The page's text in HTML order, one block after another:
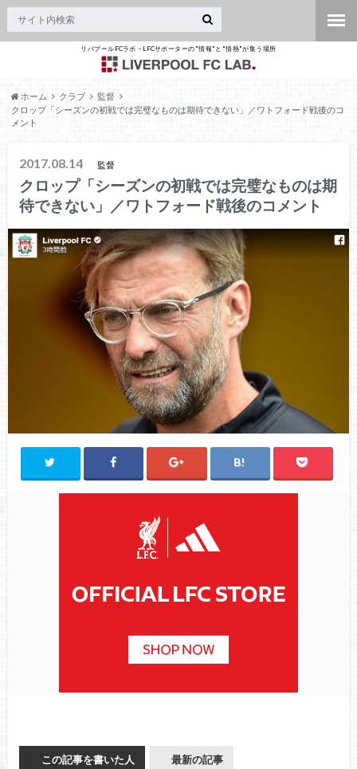
リバプールFCラボ – LFCサポーターの"情報"と"情熱"が集う場所
ホーム クラブ
監督
クロップ「シーズンの初戦では完璧なものは期待できない」／ワトフォード戦後のコ
メント
2017.08.14 監督
クロップ「シーズンの初戦では完璧なものは期
待できない」／ワトフォード戦後のコメント
この記事を書いた人 最新の記事